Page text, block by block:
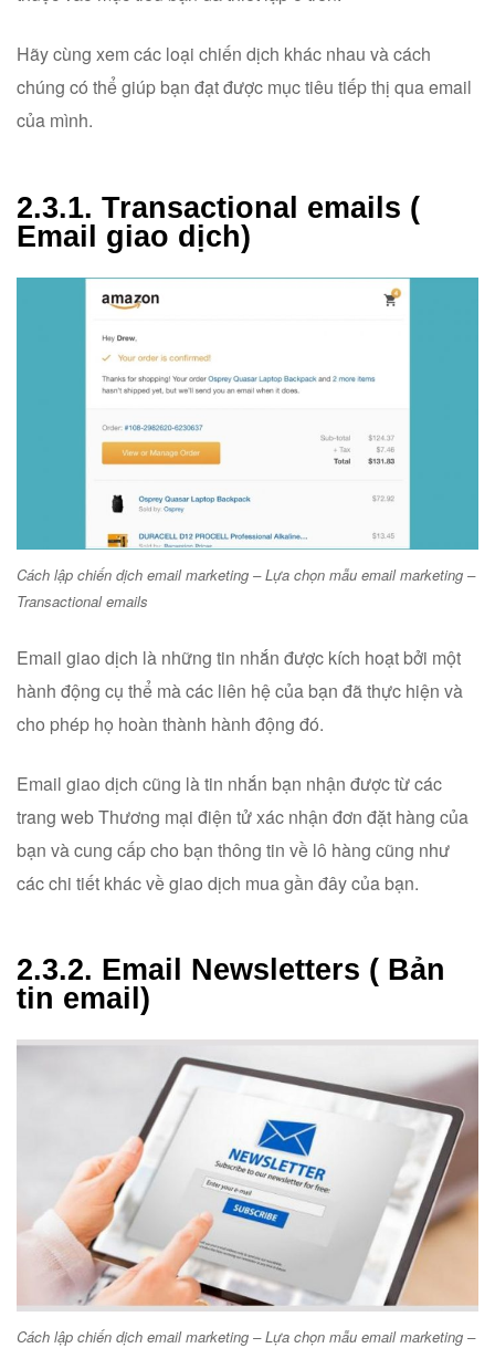
Hãy cùng xem các loại chiến dịch khác nhau và cách
chúng có thể giúp bạn đạt được mục tiêu tiếp thị qua email
của mình.
2.3.1. Transactional emails (
Email giao dịch)
Cách lập chiến dịch email marketing – Lựa chọn mẫu email marketing –
Transactional emails
Email giao dịch là những tin nhắn được kích hoạt bởi một
hành động cụ thể mà các liên hệ của bạn đã thực hiện và
cho phép họ hoàn thành hành động đó.
Email giao dịch cũng là tin nhắn bạn nhận được từ các
trang web Thương mại điện tử xác nhận đơn đặt hàng của
bạn và cung cấp cho bạn thông tin về lô hàng cũng như
các chi tiết khác về giao dịch mua gần đây của bạn.
2.3.2. Email Newsletters ( Bản
tin email)
Cách lập chiến dịch email marketing – Lựa chọn mẫu email marketing –